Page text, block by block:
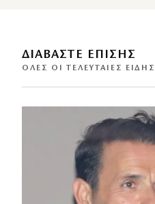
ΔΙΑΒΑΣΤΕ ΕΠΙΣΗΣ
ΌΛΕΣ ΟΙ ΤΕΛΕΥΤΑΊΕΣ